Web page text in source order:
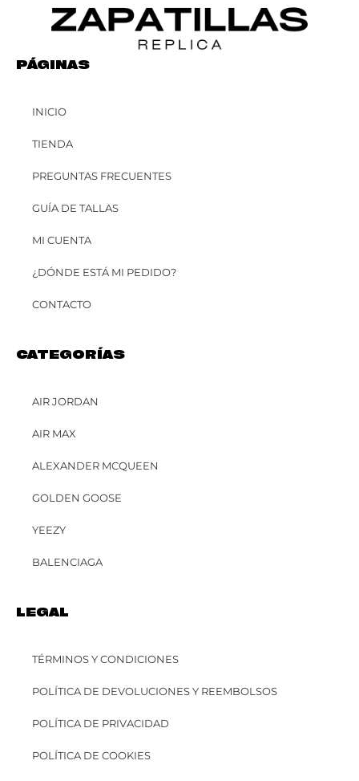
PÁGINAS
INICIO
TIENDA
PREGUNTAS FRECUENTES
GUÍA DE TALLAS
MI CUENTA
¿DÓNDE ESTÁ MI PEDIDO?
CONTACTO
CATEGORÍAS
AIR JORDAN
AIR MAX
ALEXANDER MCQUEEN
GOLDEN GOOSE
YEEZY
BALENCIAGA
LEGAL
TÉRMINOS Y CONDICIONES
POLÍTICA DE DEVOLUCIONES Y REEMBOLSOS
POLÍTICA DE PRIVACIDAD
POLÍTICA DE COOKIES